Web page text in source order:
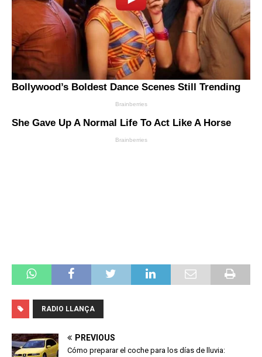
RADIO LLANÇA
PREVIOUS
Cómo preparar el coche para los días de lluvia: